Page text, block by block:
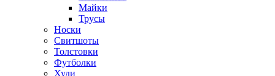
Майки
Трусы
Носки
Свитшоты
Толстовки
Футболки
Худи